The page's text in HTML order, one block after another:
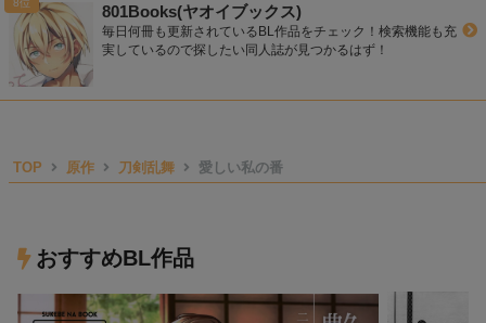
801Books(ヤオイブックス)
毎日何冊も更新されているBL作品をチェック！検索機能も充
実しているので探したい同人誌が見つかるはず！
TOP 原作 刀剣乱舞 愛しい私の番
おすすめBL作品